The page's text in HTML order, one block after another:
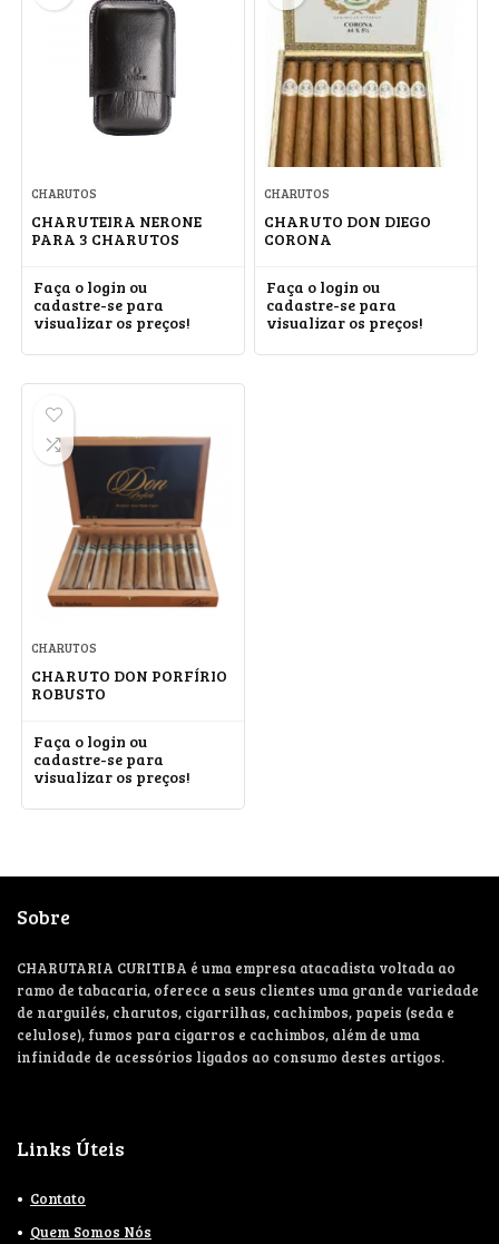
CHARUTOS
CHARUTEIRA NERONE
PARA 3 CHARUTOS
Faça o login ou
cadastre-se para
visualizar os preços!
CHARUTOS
CHARUTO DON DIEGO
CORONA
Faça o login ou
cadastre-se para
visualizar os preços!
CHARUTOS
CHARUTO DON PORFÍRIO
ROBUSTO
Faça o login ou
cadastre-se para
visualizar os preços!
Sobre
CHARUTARIA CURITIBA é uma empresa atacadista voltada ao
ramo de tabacaria, oferece a seus clientes uma grande variedade
de narguilés, charutos, cigarrilhas, cachimbos, papeis (seda e
celulose), fumos para cigarros e cachimbos, além de uma
infinidade de acessórios ligados ao consumo destes artigos.
Links Úteis
Contato
Quem Somos Nós